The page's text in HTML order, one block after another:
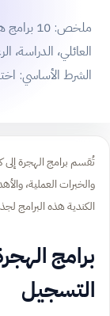
ملخص:
العائلي، الدراسة،
الشرط الأساسي:
تُقسم برامج الهجرة
والخبرات العملية،
الكندية هذه البرامج
برامج
التسجيل